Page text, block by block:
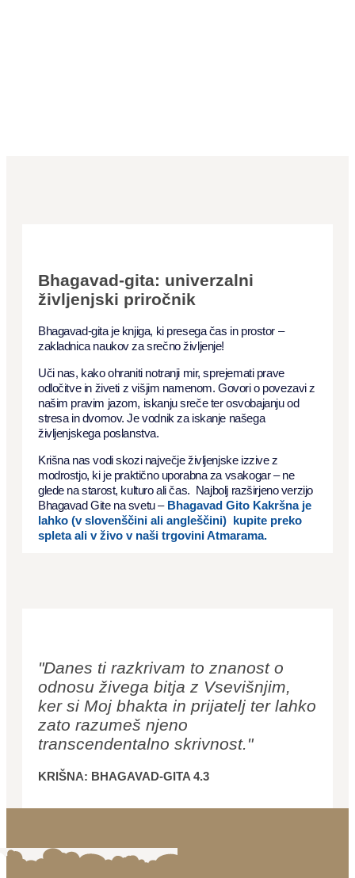
Bhagavad-gita: univerzalni
življenjski priročnik
Bhagavad-gita je knjiga, ki presega čas in prostor –
zakladnica naukov za srečno življenje!
Uči nas, kako ohraniti notranji mir, sprejemati prave
odločitve in živeti z višjim namenom. Govori o povezavi z
našim pravim jazom, iskanju sreče ter osvobajanju od
stresa in dvomov. Je vodnik za iskanje našega
življenjskega poslanstva.
Krišna nas vodi skozi največje življenjske izzive z
modrostjo, ki je praktično uporabna za vsakogar – ne
glede na starost, kulturo ali čas. Najbolj razširjeno verzijo
Bhagavad Gite na svetu – Bhagavad Gito Kakršna je
lahko (v slovenščini ali angleščini) kupite preko
spleta ali v živo v naši trgovini Atmarama.
"Danes ti razkrivam to znanost o
odnosu živega bitja z Vsevišnjim,
ker si Moj bhakta in prijatelj ter lahko
zato razumeš njeno
transcendentalno skrivnost."
KRIŠNA: BHAGAVAD-GITA 4.3